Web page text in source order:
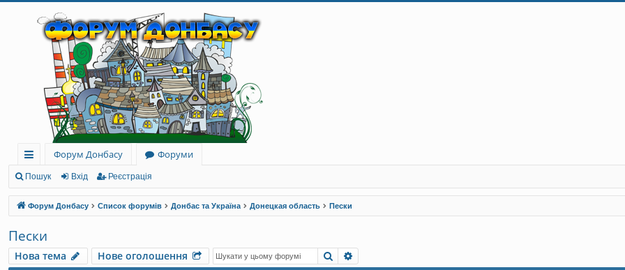
ви
дк
и
й
до
Форум Донбасу
Форуми
Пошук Вхід Реєстрація
Форум Донбасу Список форумів Донбас та Україна Донецкая область Пески
Пески
Нова тема Нове оголошення Пошук